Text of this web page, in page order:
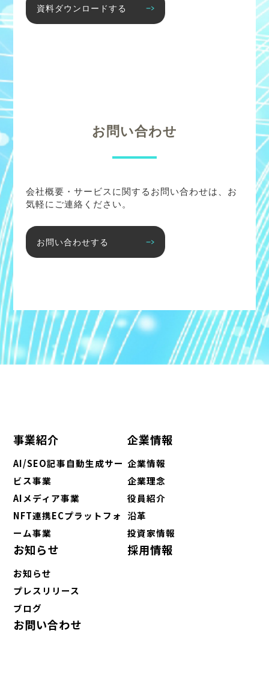
資料ダウンロードする
お問い合わせ
会社概要・サービスに関するお問い合わせは、お
気軽にご連絡ください。
お問い合わせする
事業紹介
AI/SEO記事自動生成サー
ビス事業
AIメディア事業
NFT連携ECプラットフォ
ーム事業
企業情報
企業情報
企業理念
役員紹介
沿革
投資家情報
お知らせ
お知らせ
プレスリリース
ブログ
採用情報
お問い合わせ